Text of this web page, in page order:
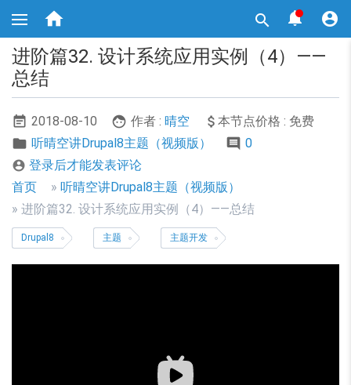
转
要
内
容
 


进阶篇32. 设计系统应用实例（4）——
总结
2018-08-10 作者 : 晴空
本节点价格 : 免费
听晴空讲Drupal8主题（视频版）
0
 登录后才能发表评论
面
包
屑
导
首页
听晴空讲Drupal8主题（视频版）
进阶篇32. 设计系统应用实例（4）——总结
Drupal8 主题 主题开发